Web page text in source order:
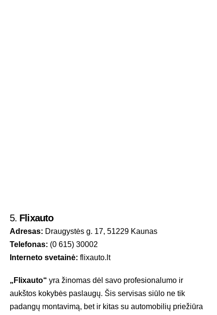
5. Flixauto
Adresas: Draugystės g. 17, 51229 Kaunas
Telefonas: (0 615) 30002
Interneto svetainė: flixauto.lt
„Flixauto“ yra žinomas dėl savo profesionalumo ir
aukštos kokybės paslaugų. Šis servisas siūlo ne tik
padangų montavimą, bet ir kitas su automobilių priežiūra